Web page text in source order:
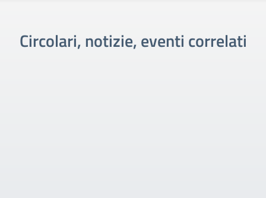
Circolari, notizie, eventi correlati